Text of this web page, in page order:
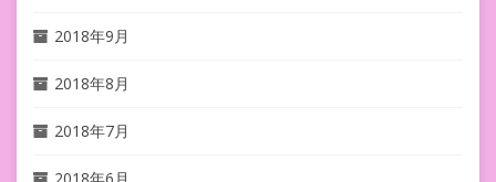
2018年9月
2018年8月
2018年7月